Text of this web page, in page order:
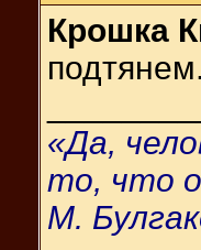
Крошка
подтянем.
«Да,
то, что
М.